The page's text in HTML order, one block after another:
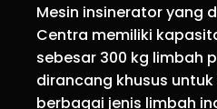
Mesin insinerator yang
Centra memiliki
sebesar 300 kg limbah
dirancang khusus
berbagai jenis limbah